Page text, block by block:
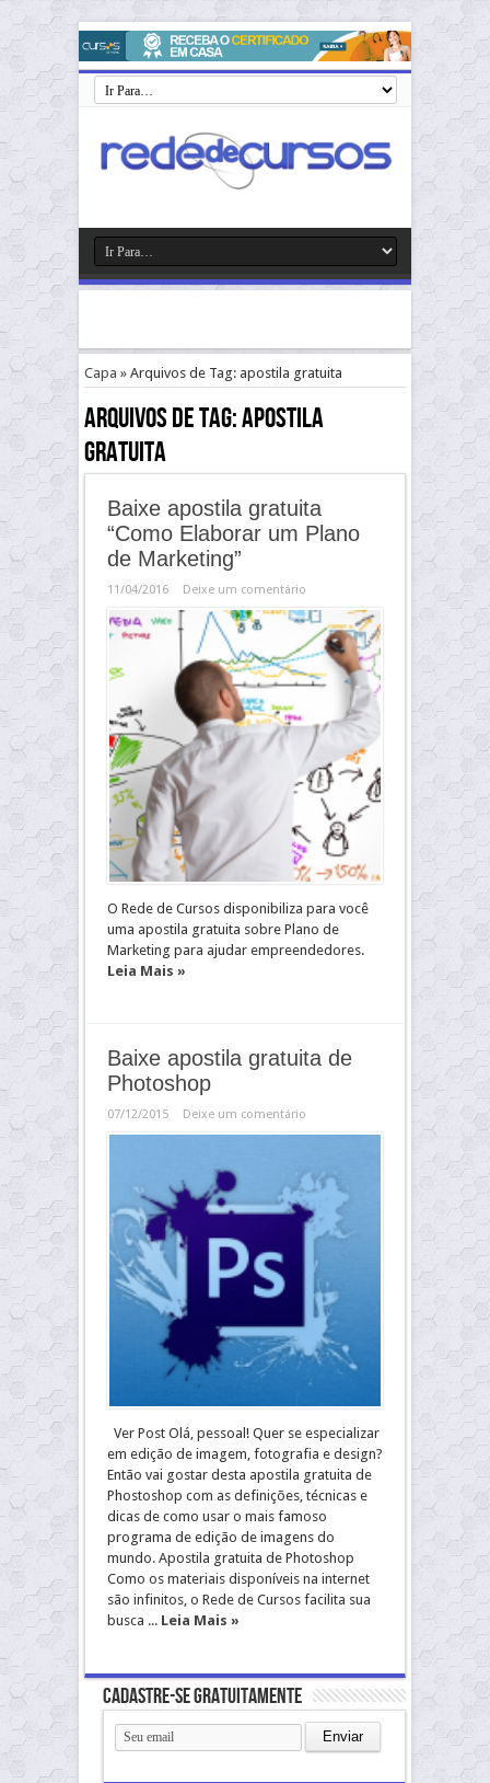
Capa » Arquivos de Tag: apostila gratuita
Arquivos de Tag:apostila
gratuita
Baixe apostila gratuita
“Como Elaborar um Plano
de Marketing”
11/04/2016 Deixe um comentário
O Rede de Cursos disponibiliza para você
uma apostila gratuita sobre Plano de
Marketing para ajudar empreendedores.
Leia Mais »
Baixe apostila gratuita de
Photoshop
07/12/2015 Deixe um comentário
Ver Post Olá, pessoal! Quer se especializar
em edição de imagem, fotografia e design?
Então vai gostar desta apostila gratuita de
Phostoshop com as definições, técnicas e
dicas de como usar o mais famoso
programa de edição de imagens do
mundo. Apostila gratuita de Photoshop
Como os materiais disponíveis na internet
são infinitos, o Rede de Cursos facilita sua
busca ... Leia Mais »
Cadastre-se gratuitamente